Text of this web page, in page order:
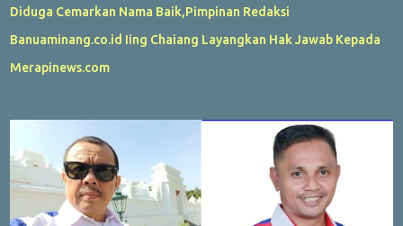
Diduga Cemarkan Nama Baik,Pimpinan Redaksi
Banuaminang.co.id Iing Chaiang Layangkan Hak Jawab Kepada
Merapinews.com